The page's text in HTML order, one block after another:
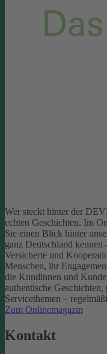
Wer steckt hinter der
echten Geschichten. Im
Sie einen Blick hinter
ganz Deutschland kennen
Versicherte und
Menschen, ihr
die Kundinnen und
authentische
Servicethemen –
Zum Onlinemagazin
Kontakt